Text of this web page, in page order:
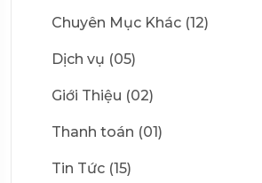
Chuyên Mục Khác (12)
Dịch vụ (05)
Giới Thiệu (02)
Thanh toán (01)
Tin Tức (15)